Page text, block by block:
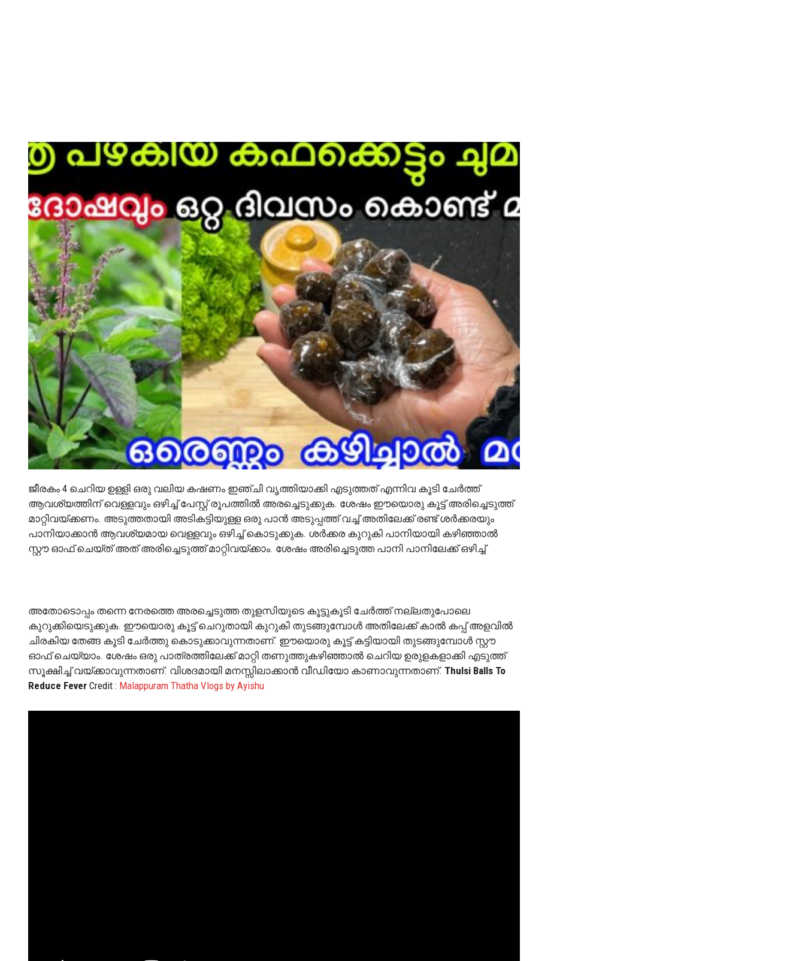
ജീരകം 4 ചെറിയ ഉള്ളി ഒരു വലിയ കഷണം ഇഞ്ചി വൃത്തിയാക്കി എടുത്തത് എന്നിവ കൂടി ചേർത്ത്
ആവശ്യത്തിന് വെള്ളവും ഒഴിച്ച് പേസ്റ്റ് രൂപത്തിൽ അരച്ചെടുക്കുക. ശേഷം ഈയൊരു കൂട്ട് അരിച്ചെടുത്ത്
മാറ്റിവയ്ക്കണം. അടുത്തതായി അടികട്ടിയുള്ള ഒരു പാൻ അടുപ്പത്ത് വച്ച് അതിലേക്ക് രണ്ട് ശർക്കരയും
പാനിയാക്കാൻ ആവശ്യമായ വെള്ളവും ഒഴിച്ച് കൊടുക്കുക. ശർക്കര കുറുകി പാനിയായി കഴിഞ്ഞാൽ
സ്റ്റൗ ഓഫ് ചെയ്ത് അത് അരിച്ചെടുത്ത് മാറ്റിവയ്ക്കാം. ശേഷം അരിച്ചെടുത്ത പാനി പാനിലേക്ക് ഒഴിച്ച്
അതോടൊപ്പം തന്നെ നേരത്തെ അരച്ചെടുത്ത തുളസിയുടെ കൂട്ടുകൂടി ചേർത്ത് നല്ലതുപോലെ
കുറുക്കിയെടുക്കുക. ഈയൊരു കൂട്ട് ചെറുതായി കുറുകി തുടങ്ങുമ്പോൾ അതിലേക്ക് കാൽ കപ്പ് അളവിൽ
ചിരകിയ തേങ്ങ കൂടി ചേർത്തു കൊടുക്കാവുന്നതാണ്. ഈയൊരു കൂട്ട് കട്ടിയായി തുടങ്ങുമ്പോൾ സ്റ്റൗ
ഓഫ് ചെയ്യാം. ശേഷം ഒരു പാത്രത്തിലേക്ക് മാറ്റി തണുത്തുകഴിഞ്ഞാൽ ചെറിയ ഉരുളകളാക്കി എടുത്ത്
സൂക്ഷിച്ച് വയ്ക്കാവുന്നതാണ്. വിശദമായി മനസ്സിലാക്കാൻ വീഡിയോ കാണാവുന്നതാണ്. Thulsi Balls To
Reduce Fever Credit : Malappuram Thatha Vlogs by Ayishu